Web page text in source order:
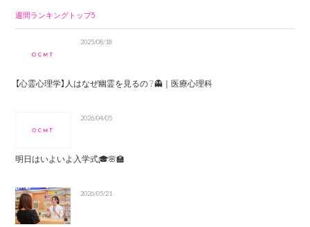
週間ランキングトップ5
2025/08/18
【心霊心理学】人はなぜ幽霊を見るの？👻｜医療心理科
2026/04/05
明日はいよいよ入学式🎓🌸🏫
2026/05/21